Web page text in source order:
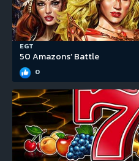
EGT
50 Amazons’ Battle
0